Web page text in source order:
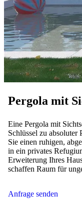
Pergola mit
Eine Pergola mit
Schlüssel zu absoluter
Sie einen ruhigen,
in ein privates
Erweiterung Ihres
schaffen Raum für
Anfrage senden